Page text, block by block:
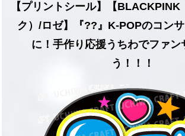
【プリントシール】【BLACKPINK
ク）/ロゼ】『??』K-POPのコン
に！手作り応援うちわでファン
う！！！